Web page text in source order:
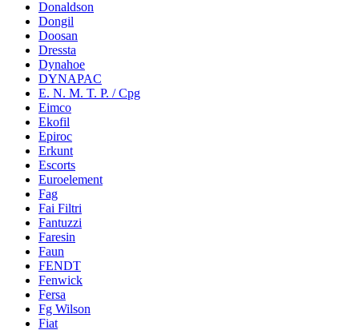
Donaldson
Dongil
Doosan
Dressta
Dynahoe
DYNAPAC
E. N. M. T. P. / Cpg
Eimco
Ekofil
Epiroc
Erkunt
Escorts
Euroelement
Fag
Fai Filtri
Fantuzzi
Faresin
Faun
FENDT
Fenwick
Fersa
Fg Wilson
Fiat